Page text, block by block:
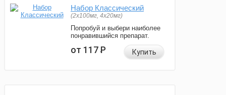
Набор Классический
(2x100мг, 4x20мг)
Попробуй и выбери наиболее
понравившийся препарат.
от 117Р Купить